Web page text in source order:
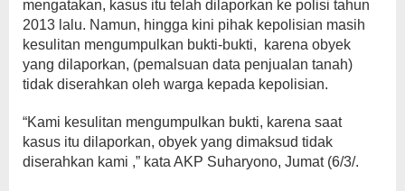
mengatakan, kasus itu telah dilaporkan ke polisi tahun
2013 lalu. Namun, hingga kini pihak kepolisian masih
kesulitan mengumpulkan bukti-bukti, karena obyek
yang dilaporkan, (pemalsuan data penjualan tanah)
tidak diserahkan oleh warga kepada kepolisian.
“Kami kesulitan mengumpulkan bukti, karena saat
kasus itu dilaporkan, obyek yang dimaksud tidak
diserahkan kami ,” kata AKP Suharyono, Jumat (6/3/.